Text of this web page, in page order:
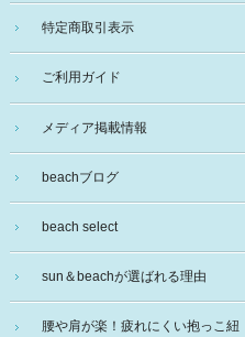
特定商取引表示
ご利用ガイド
メディア掲載情報
beachブログ
beach select
sun＆beachが選ばれる理由
腰や肩が楽！疲れにくい抱っこ紐